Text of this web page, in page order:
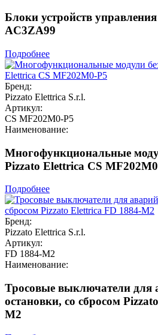
Блоки устройств
AC3ZA99
Подробнее
Бренд:
Pizzato Elettrica S.r.l.
Артикул:
CS MF202M0-P5
Наименование:
Многофункциональные
Pizzato Elettrica CS
Подробнее
Бренд:
Pizzato Elettrica S.r.l.
Артикул:
FD 1884-M2
Наименование:
Тросовые выключатели для
остановки, со сбросом
M2